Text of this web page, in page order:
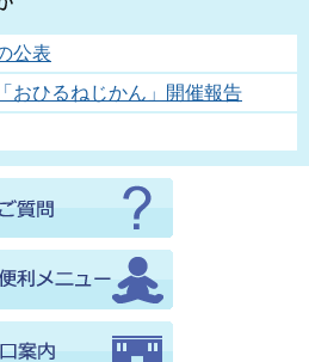
公表
おひるねじかん」開催報告